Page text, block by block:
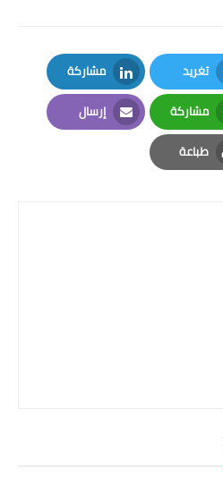
ملازم دراسية
المرحلة الابتدائية
المرحلة المتوسطة
المرحلة الاعدادية
تغريد
Twitter
مشاركة
LinkedIn
مشاركة
Whatsapp
إرسال
Email
طباعة
Print